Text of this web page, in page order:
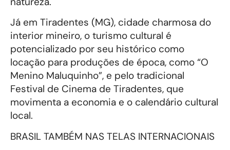
Já em Tiradentes (MG), cidade charmosa do
interior mineiro, o turismo cultural é
potencializado por seu histórico como
locação para produções de época, como “O
Menino Maluquinho”, e pelo tradicional
Festival de Cinema de Tiradentes, que
movimenta a economia e o calendário cultural
local.
BRASIL TAMBÉM NAS TELAS INTERNACIONAIS